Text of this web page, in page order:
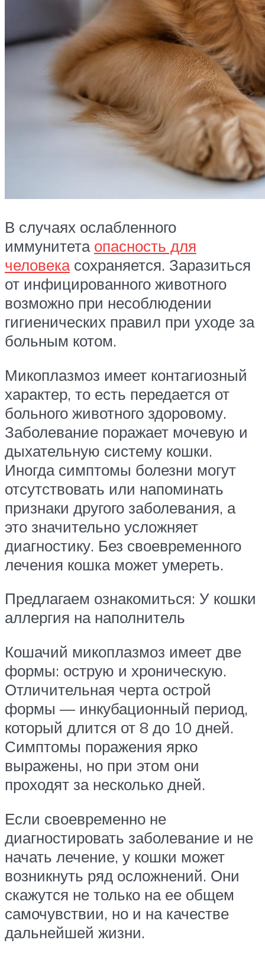
В случаях ослабленного
иммунитета опасность для
человекасохраняется. Заразиться
от инфицированного животного
возможно при несоблюдении
гигиенических правил при уходе за
больным котом.
Микоплазмоз имеет контагиозный
характер, то есть передается от
больного животного здоровому.
Заболевание поражает мочевую и
дыхательную систему кошки.
Иногда симптомы болезни могут
отсутствовать или напоминать
признаки другого заболевания, а
это значительно усложняет
диагностику. Без своевременного
лечения кошка может умереть.
Предлагаем ознакомиться: У кошки
аллергия на наполнитель
Кошачий микоплазмоз имеет две
формы: острую и хроническую.
Отличительная черта острой
формы — инкубационный период,
который длится от 8 до 10 дней.
Симптомы поражения ярко
выражены, но при этом они
проходят за несколько дней.
Если своевременно не
диагностировать заболевание и не
начать лечение, у кошки может
возникнуть ряд осложнений. Они
скажутся не только на ее общем
самочувствии, но и на качестве
дальнейшей жизни.